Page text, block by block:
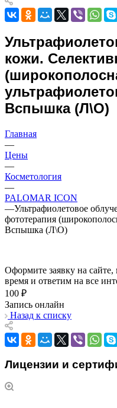
кожи.
Вспышка (Л\О)
Главная
—
Цены
—
Косметология
—
PALOMAR ICON
—Ультрафиолетовое
фототерапия
Вспышка (Л\О)
Оформите заявку на
время и ответим на все
100 ₽
Запись онлайн
Назад к списку
Лицензии и